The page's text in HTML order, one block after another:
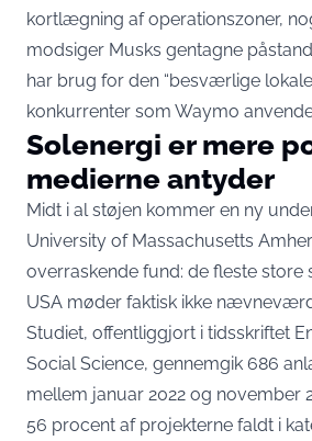
kortlægning af operationszoner,
modsiger Musks gentagne
har brug for den “besværlige
konkurrenter som Waymo
Solenergi er mere
medierne antyder
Midt i al støjen kommer en ny
University of Massachusetts
overraskende fund: de fleste
USA møder faktisk ikke
Studiet, offentliggjort i tidsskriftet
Social Science, gennemgik 686
mellem januar 2022 og november
56 procent af projekterne faldt i